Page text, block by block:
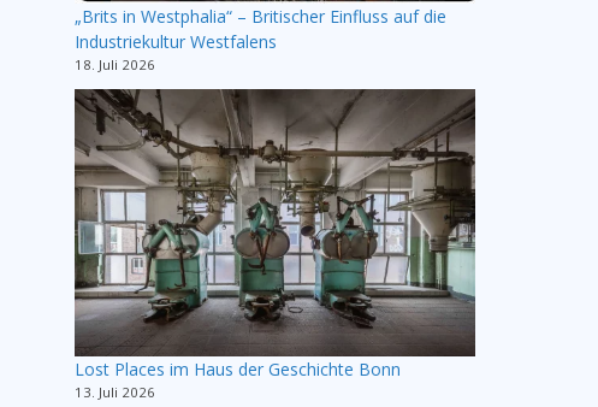
„Brits in Westphalia“ – Britischer Einfluss auf die
Industriekultur Westfalens
18. Juli 2026
Lost Places im Haus der Geschichte Bonn
13. Juli 2026